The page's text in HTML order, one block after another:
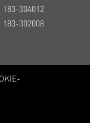
183-304012
183-302008